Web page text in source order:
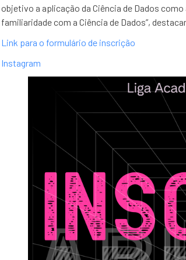
objetivo a aplicação da Ciência de Dados
familiaridade com a Ciência de Dados”,
Link para o formulário de inscrição
Instagram